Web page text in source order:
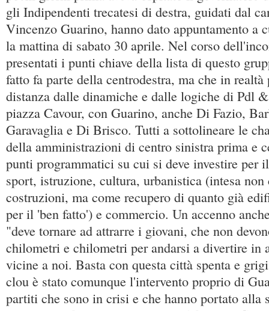
gli Indipendenti trecatesi di destra, guidati dal
Vincenzo Guarino, hanno dato appuntamento a
la mattina di sabato 30 aprile. Nel corso
presentati i punti chiave della lista di questo
fatto fa parte della centrodestra, ma che in
distanza dalle dinamiche e dalle logiche di Pdl
piazza Cavour, con Guarino, anche Di Fazio,
Garavaglia e Di Brisco. Tutti a sottolineare le
della amministrazioni di centro sinistra prima e
punti programmatici su cui si deve investire per
sport, istruzione, cultura, urbanistica (intesa non
costruzioni, ma come recupero di quanto già
per il 'ben fatto') e commercio. Un accenno
"deve tornare ad attrarre i giovani, che non
chilometri e chilometri per andarsi a divertire in
vicine a noi. Basta con questa città spenta e
clou è stato comunque l'intervento proprio di
partiti che sono in crisi e che hanno portato alla